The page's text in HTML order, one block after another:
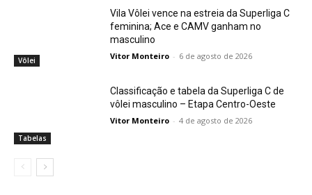
Vôlei
Vila Vôlei vence na estreia da Superliga C
feminina; Ace e CAMV ganham no
masculino
Vitor Monteiro - 6 de agosto de 2026
Tabelas
Classificação e tabela da Superliga C de
vôlei masculino – Etapa Centro-Oeste
Vitor Monteiro - 4 de agosto de 2026